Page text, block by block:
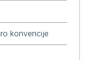
konvencije